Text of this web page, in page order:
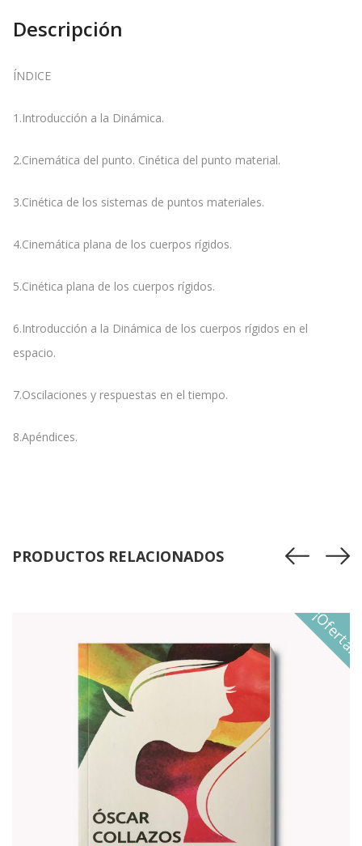
Descripción
ÍNDICE
1.Introducción a la Dinámica.
2.Cinemática del punto. Cinética del punto material.
3.Cinética de los sistemas de puntos materiales.
4.Cinemática plana de los cuerpos rígidos.
5.Cinética plana de los cuerpos rígidos.
6.Introducción a la Dinámica de los cuerpos rígidos en el
espacio.
7.Oscilaciones y respuestas en el tiempo.
8.Apéndices.
PRODUCTOS RELACIONADOS
¡Oferta!